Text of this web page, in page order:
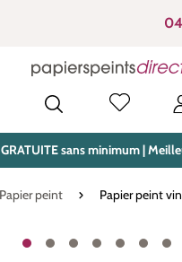
sans minimum |
Papier peint Papier peint